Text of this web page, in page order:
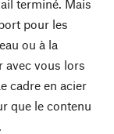
terminé. Mais
pour les
ou à la
avec vous lors
cadre en acier
que le contenu